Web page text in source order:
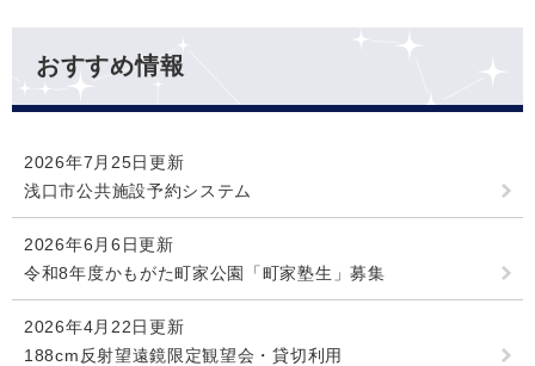
おすすめ情報
2026年7月25日更新
浅口市公共施設予約システム
2026年6月6日更新
令和8年度かもがた町家公園「町家塾生」募集
2026年4月22日更新
188cm反射望遠鏡限定観望会・貸切利用